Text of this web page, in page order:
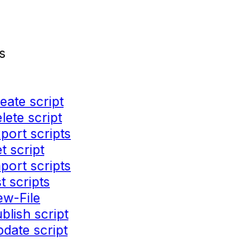
script
script
scripts
script
scripts
scripts
File
script
script